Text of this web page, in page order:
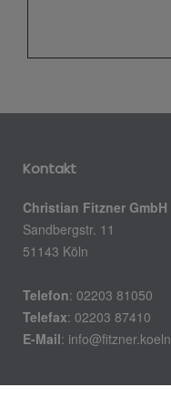
Kontakt
Christian Fitzner GmbH
Sandbergstr. 11
51143 Köln
Telefon: 02203 81050
Telefax: 02203 87410
E-Mail: info@fitzner.koeln